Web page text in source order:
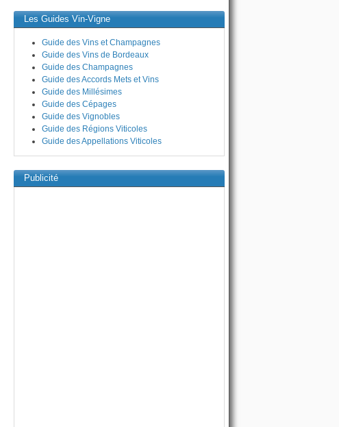
Les Guides Vin-Vigne
Guide des Vins et Champagnes
Guide des Vins de Bordeaux
Guide des Champagnes
Guide des Accords Mets et Vins
Guide des Millésimes
Guide des Cépages
Guide des Vignobles
Guide des Régions Viticoles
Guide des Appellations Viticoles
Publicité